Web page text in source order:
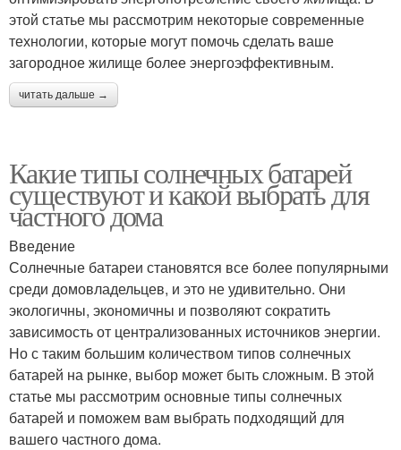
этой статье мы рассмотрим некоторые современные
технологии, которые могут помочь сделать ваше
загородное жилище более энергоэффективным.
читать дальше →
Какие типы солнечных батарей
существуют и какой выбрать для
частного дома
Введение
Солнечные батареи становятся все более популярными
среди домовладельцев, и это не удивительно. Они
экологичны, экономичны и позволяют сократить
зависимость от централизованных источников энергии.
Но с таким большим количеством типов солнечных
батарей на рынке, выбор может быть сложным. В этой
статье мы рассмотрим основные типы солнечных
батарей и поможем вам выбрать подходящий для
вашего частного дома.